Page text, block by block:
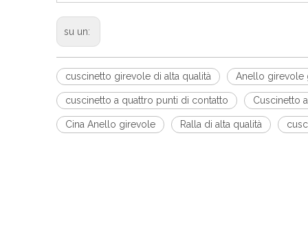
su un:
cuscinetto girevole di alta qualità Anello girevole
cuscinetto a quattro punti di contatto Cuscinetto
Cina Anello girevole Ralla di alta qualità